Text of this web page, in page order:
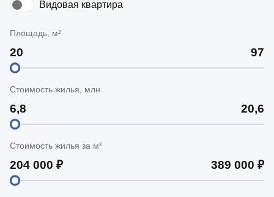
Видовая квартира
Площадь, м²
Стоимость жилья, млн
Стоимость жилья за м²